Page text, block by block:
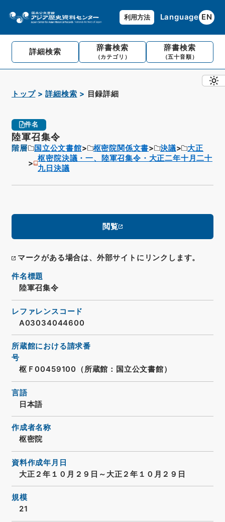
利用方法 Language EN
詳細検索 辞書検索
（カテゴリ）
辞書検索
（五十音順）
トップ 詳細検索 目録詳細
件名
陸軍召集令
階層 国立公文書館 枢密院関係文書 決議
大正
枢密院決議・一、陸軍召集令・大正二年十月二十
九日決議
閲覧
マークがある場合は、外部サイトにリンクします。
件名標題
陸軍召集令
レファレンスコード
A03034044600
所蔵館における請求番
号
枢Ｆ00459100（所蔵館：国立公文書館）
言語
日本語
作成者名称
枢密院
資料作成年月日
大正２年１０月２９日～大正２年１０月２９日
規模
21